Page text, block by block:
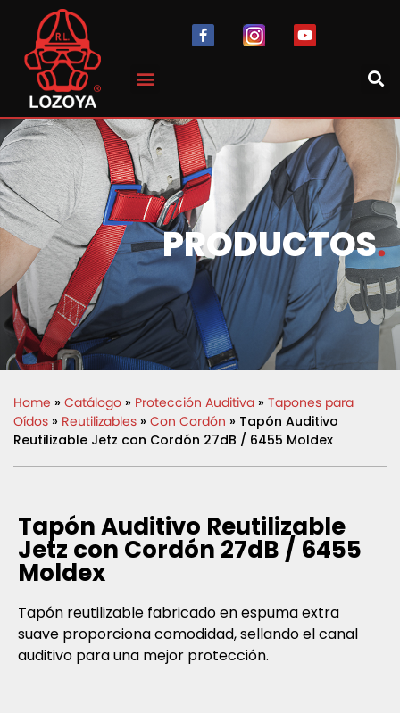
PRODUCTOS.
Home » Catálogo » Protección Auditiva » Tapones para
Oídos » Reutilizables » Con Cordón » Tapón Auditivo
Reutilizable Jetz con Cordón 27dB / 6455 Moldex
Tapón Auditivo Reutilizable
Jetz con Cordón 27dB / 6455
Moldex
Tapón reutilizable fabricado en espuma extra
suave proporciona comodidad, sellando el canal
auditivo para una mejor protección.